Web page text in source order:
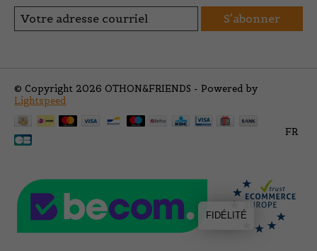
S'abonner
© Copyright 2026 OTHON&FRIENDS - Powered by
Lightspeed
FR
FIDÉLITÉ